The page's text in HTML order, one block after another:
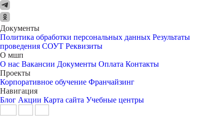
Документы
Политика обработки персональных данных Результаты
проведения СОУТ Реквизиты
О мшп
О нас Вакансии Документы Оплата Контакты
Проекты
Корпоративное обучение Франчайзинг
Навигация
Блог Акции Карта сайта Учебные центры